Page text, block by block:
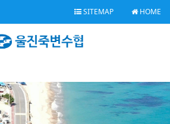
SITEMAP HOME